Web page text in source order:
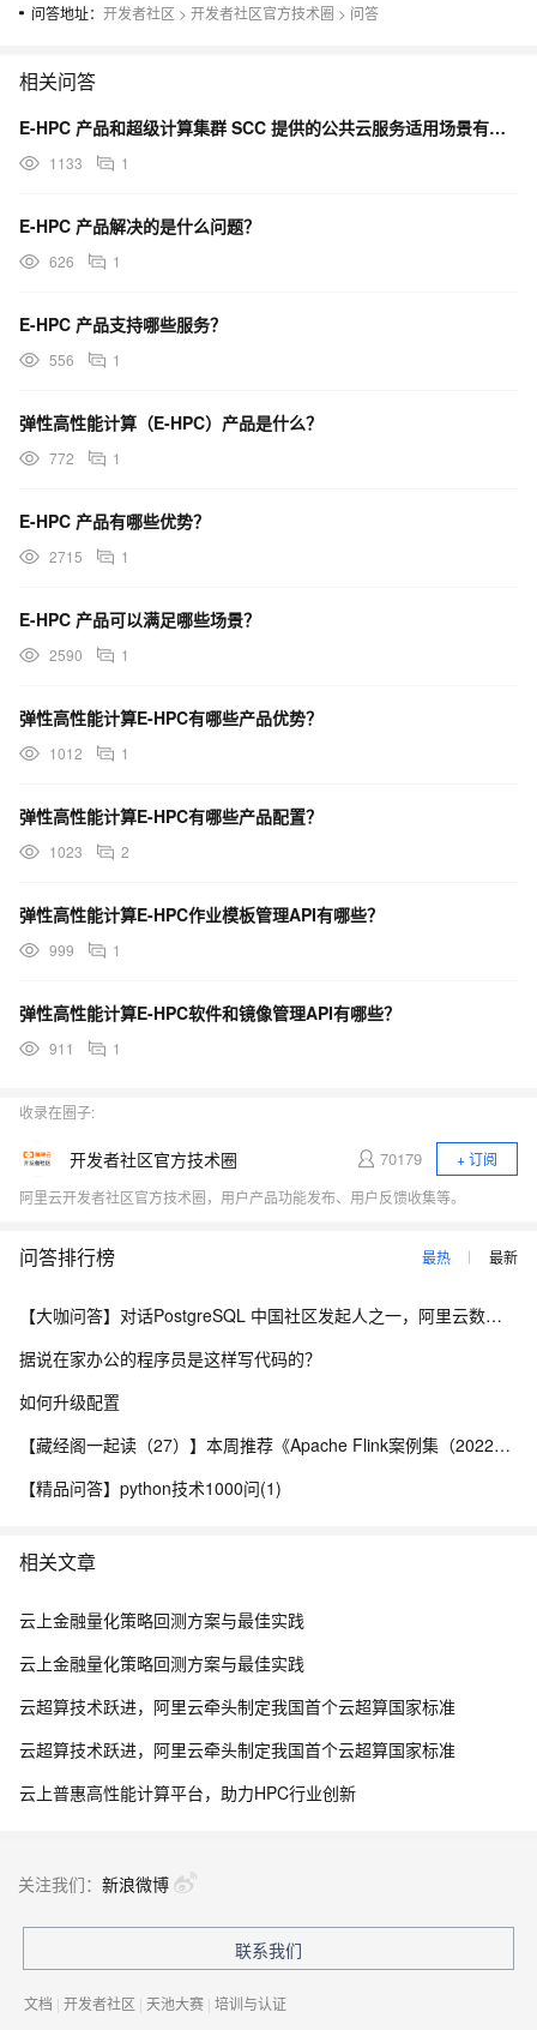
问答地址： 开发者社区 > 开发者社区官方技术圈 > 问答
相关问答
E-HPC 产品和超级计算集群 SCC 提供的公共云服务适用场景有哪些？
1133 1
E-HPC 产品解决的是什么问题？
626 1
E-HPC 产品支持哪些服务？
556 1
弹性高性能计算（E-HPC）产品是什么？
772 1
E-HPC 产品有哪些优势？
2715 1
E-HPC 产品可以满足哪些场景？
2590 1
弹性高性能计算E-HPC有哪些产品优势？
1012 1
弹性高性能计算E-HPC有哪些产品配置？
1023 2
弹性高性能计算E-HPC作业模板管理API有哪些？
999 1
弹性高性能计算E-HPC软件和镜像管理API有哪些？
911 1
收录在圈子:
开发者社区官方技术圈 70179
+ 订阅
阿里云开发者社区官方技术圈，用户产品功能发布、用户反馈收集等。
问答排行榜 最热 最新
【大咖问答】对话PostgreSQL 中国社区发起人之一，阿里云数据库高级专家 德哥
据说在家办公的程序员是这样写代码的？
如何升级配置
【藏经阁一起读（27）】本周推荐《Apache Flink案例集（2022版）》，你有哪些心得？
【精品问答】python技术1000问(1)
相关文章
云上金融量化策略回测方案与最佳实践
云上金融量化策略回测方案与最佳实践
云超算技术跃进，阿里云牵头制定我国首个云超算国家标准
云超算技术跃进，阿里云牵头制定我国首个云超算国家标准
云上普惠高性能计算平台，助力HPC行业创新
关注我们： 新浪微博
联系我们
文档 | 开发者社区 | 天池大赛 | 培训与认证